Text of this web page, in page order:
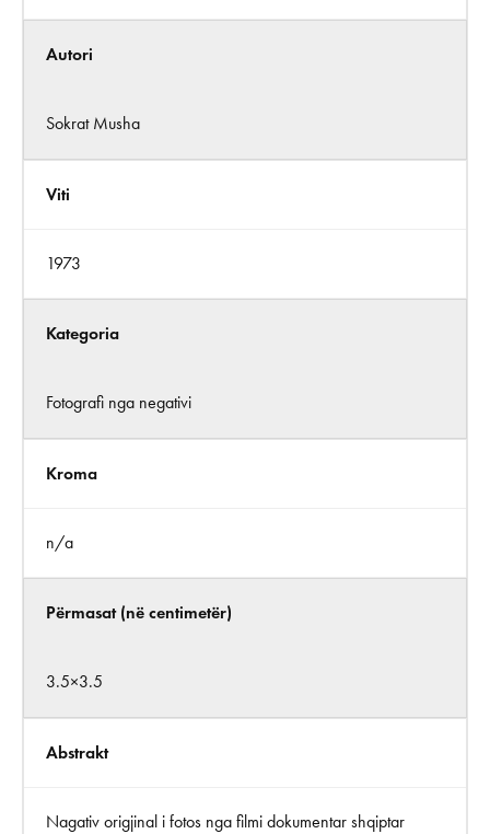
Autori
Sokrat Musha
Viti
1973
Kategoria
Fotografi nga negativi
Kroma
n/a
Përmasat (në centimetër)
3.5×3.5
Abstrakt
Nagativ origjinal i fotos nga filmi dokumentar shqiptar